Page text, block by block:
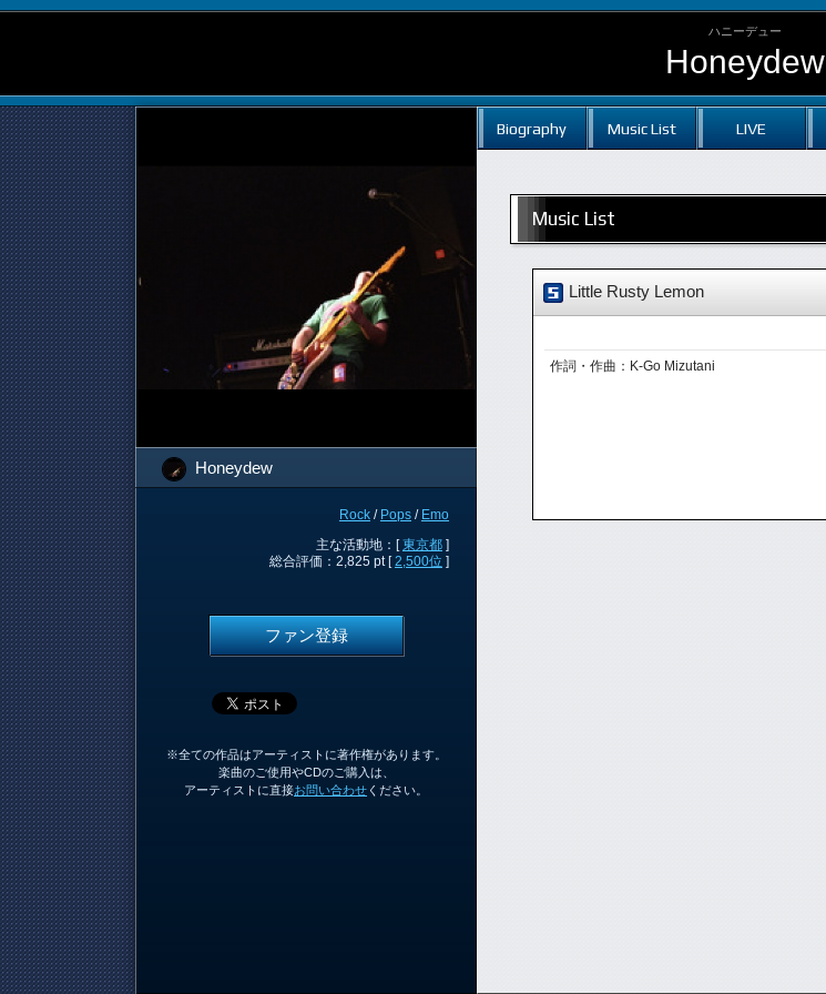
ハニーデュー
Honeydew
Honeydew
Rock / Pops / Emo
主な活動地：[東京都 ]
総合評価：2,825 pt [2,500位 ]
ファン登録
※全ての作品はアーティストに著作権があります。
楽曲のご使用やCDのご購入は、
アーティストに直接お問い合わせ ください。
Biography Music List LIVE
Music List
Little Rusty Lemon
作詞・作曲：K-Go Mizutani